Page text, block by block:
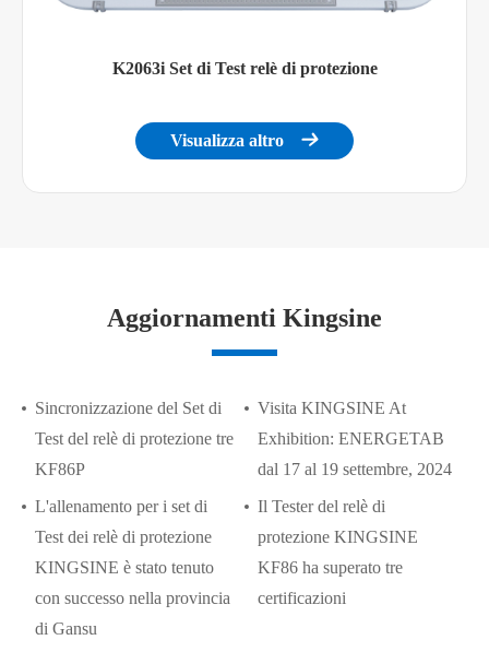
K2063i Set di Test relè di protezione
Visualizza altro 
Aggiornamenti Kingsine
Sincronizzazione del Set di
Test del relè di protezione tre
KF86P
Visita KINGSINE At
Exhibition: ENERGETAB
dal 17 al 19 settembre, 2024
L'allenamento per i set di
Test dei relè di protezione
KINGSINE è stato tenuto
con successo nella provincia
di Gansu
Il Tester del relè di
protezione KINGSINE
KF86 ha superato tre
certificazioni